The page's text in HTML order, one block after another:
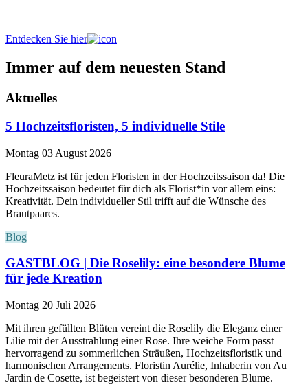
Entdecken Sie hier
Immer auf dem neuesten Stand
Aktuelles
5 Hochzeitsfloristen, 5 individuelle Stile
Montag 03 August 2026
FleuraMetz ist für jeden Floristen in der Hochzeitssaison da! Die
Hochzeitssaison bedeutet für dich als Florist*in vor allem eins:
Kreativität. Dein individueller Stil trifft auf die Wünsche des
Brautpaares.
Blog
GASTBLOG | Die Roselily: eine besondere Blume
für jede Kreation
Montag 20 Juli 2026
Mit ihren gefüllten Blüten vereint die Roselily die Eleganz einer
Lilie mit der Ausstrahlung einer Rose. Ihre weiche Form passt
hervorragend zu sommerlichen Sträußen, Hochzeitsfloristik und
harmonischen Arrangements. Floristin Aurélie, Inhaberin von Au
Jardin de Cosette, ist begeistert von dieser besonderen Blume.